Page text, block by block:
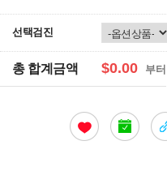
선택검진
총 합계금액 $0.00 부터